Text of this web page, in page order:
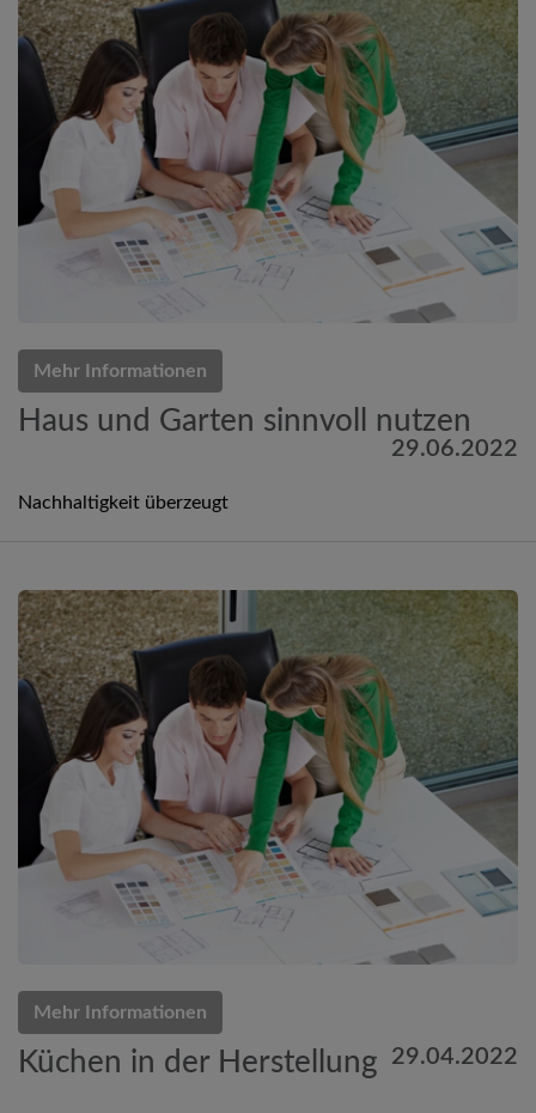
Mehr Informationen
Haus und Garten sinnvoll nutzen
29.06.2022
Nachhaltigkeit überzeugt
Mehr Informationen
Küchen in der Herstellung 29.04.2022